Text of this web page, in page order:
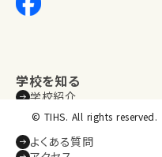
学校を知る
学校紹介
生徒・保護者の声
よくある質問
© TIHS. All rights reserved.